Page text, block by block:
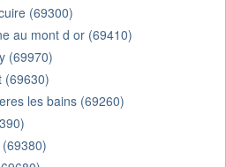
(69300)
au mont d or (69410)
(69970)
(69630)
les bains (69260)